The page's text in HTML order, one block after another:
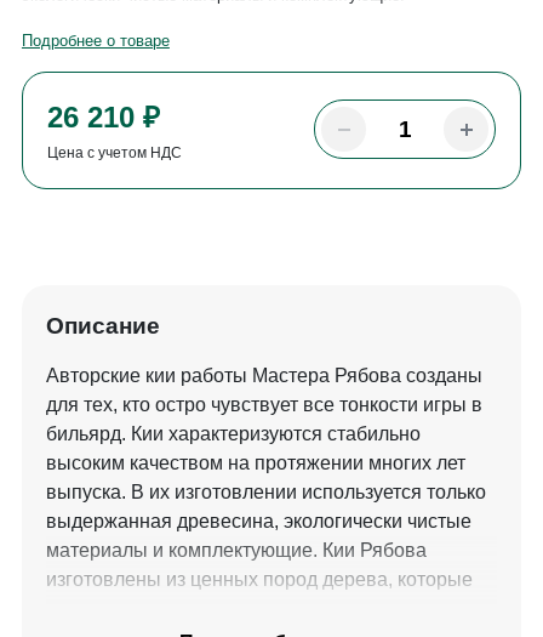
26 210 ₽
Цена с учетом НДС
Подробнее о товаре
Описание
Авторские кии работы Мастера Рябова созданы
для тех, кто остро чувствует все тонкости игры в
бильярд. Кии характеризуются стабильно
высоким качеством на протяжении многих лет
выпуска. В их изготовлении используется только
выдержанная древесина, экологически чистые
материалы и комплектующие. Кии Рябова
изготовлены из ценных пород дерева, которые